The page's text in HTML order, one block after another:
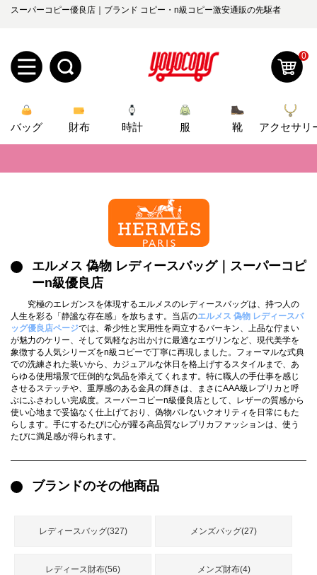
スーパーコピー優良店｜ブランド コピー・n級コピー激安通販の先駆者
規
録
ロ
ー
ー
管
理
お
ら
せ
yoyocopys@gmail.com
2026人気特集
バッグ
財布
時計
服
ズボン
衣装セット
靴
住まい用品
アクセサリー
ベルト
スカーフ
アイフォーンケ
ース
小物
新
0
バッグ 財布 時計 服 靴
アクセサリ
📢 当店は正真正銘のn級スーパーコピーのみ取扱い。最高品質の再現度を
📢 2026春の新作続々更新中！期間中のご注文でお得な割引をご利用いただ
新作入荷！ルイ・ヴィトンスーパーコピー バッグ最新モデルが登場。
当店は正真正銘のn級スーパーコピーのみ取扱い。最高品質の再現度を
2026春の新作続々更新中！期間中のご注文でお得な割引をご利用いただ
新作入荷！ルイ・ヴィトンスーパーコピー バッグ最新モデルが登場。
エルメス 偽物 レディースバッグ｜スーパーコピ
ーn級優良店
究極のエレガンスを体現するエルメスのレディースバッグは、持つ人の
人生を彩る「静謐な存在感」を放ちます。当店のエルメス 偽物 レディースバ
ッグ優良店ページでは、希少性と実用性を両立するバーキン、上品な佇まい
が魅力のケリー、そして気軽なお出かけに最適なエヴリンなど、現代美学を
象徴する人気シリーズをn級コピーで丁寧に再現しました。フォーマルな式典
での洗練された装いから、カジュアルな休日を格上げするスタイルまで、あ
らゆる使用場景で圧倒的な気品を添えてくれます。特に職人の手仕事を感じ
させるステッチや、重厚感のある金具の輝きは、まさにAAA級レプリカと呼
ぶにふさわしい完成度。スーパーコピーn級優良店として、レザーの質感から
使い心地まで妥協なく仕上げており、偽物バレないクオリティを日常にもた
らします。手にするたびに心が躍る高品質なレプリカファッションは、使う
たびに満足感が得られます。
ブランドのその他商品
レディースバッグ(327) メンズバッグ(27)
レディース財布(56) メンズ財布(4)